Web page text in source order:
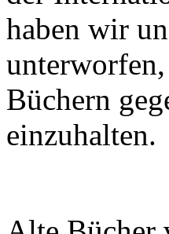
haben wir
Büchern
einzuhalten.